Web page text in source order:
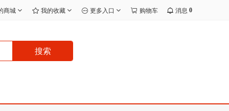
商城 我的收藏 更多入口 购物车 消息 0
搜索